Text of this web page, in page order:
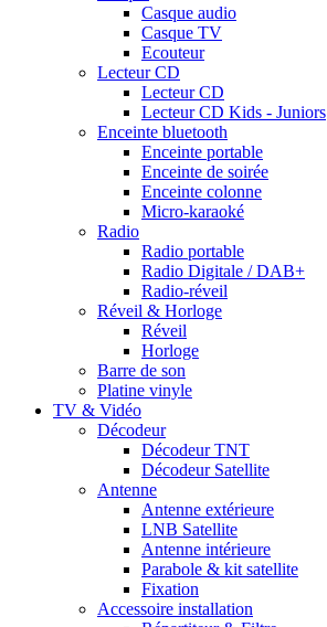
Casque audio
Casque TV
Ecouteur
Lecteur CD
Lecteur CD
Lecteur CD Kids - Juniors
Enceinte bluetooth
Enceinte portable
Enceinte de soirée
Enceinte colonne
Micro-karaoké
Radio
Radio portable
Radio Digitale / DAB+
Radio-réveil
Réveil & Horloge
Réveil
Horloge
Barre de son
Platine vinyle
TV & Vidéo
Décodeur
Décodeur TNT
Décodeur Satellite
Antenne
Antenne extérieure
LNB Satellite
Antenne intérieure
Parabole & kit satellite
Fixation
Accessoire installation